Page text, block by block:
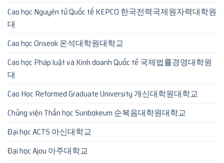
Cao học Nguyên tử Quốc tế KEPCO 한국전력국제원자력대학원
대
Cao học Onseok 온석대학원대학교
Cao học Pháp luật và Kinh doanh Quốc tế 국제법률경영대학원
대
Cao Hoc Reformed Graduate University 개신대학원대학교
Chủng viện Thần học Sunbokeum 순복음대학원대학교
Đại học ACTS 아신대학교
Đại học Ajou 아주대학교